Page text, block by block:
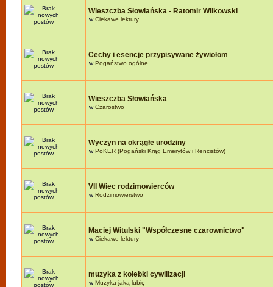
Wieszczba Słowiańska - Ratomir Wilkowski
wCiekawe lektury
Cechy i esencje przypisywane żywiołom
wPogaństwo ogólne
Wieszczba Słowiańska
wCzarostwo
Wyczyn na okrągłe urodziny
wPoKER (Pogański Krąg Emerytów i Rencistów)
VII Wiec rodzimowierców
wRodzimowierstwo
Maciej Witulski "Współczesne czarownictwo"
wCiekawe lektury
muzyka z kolebki cywilizacji
wMuzyka jaką lubię